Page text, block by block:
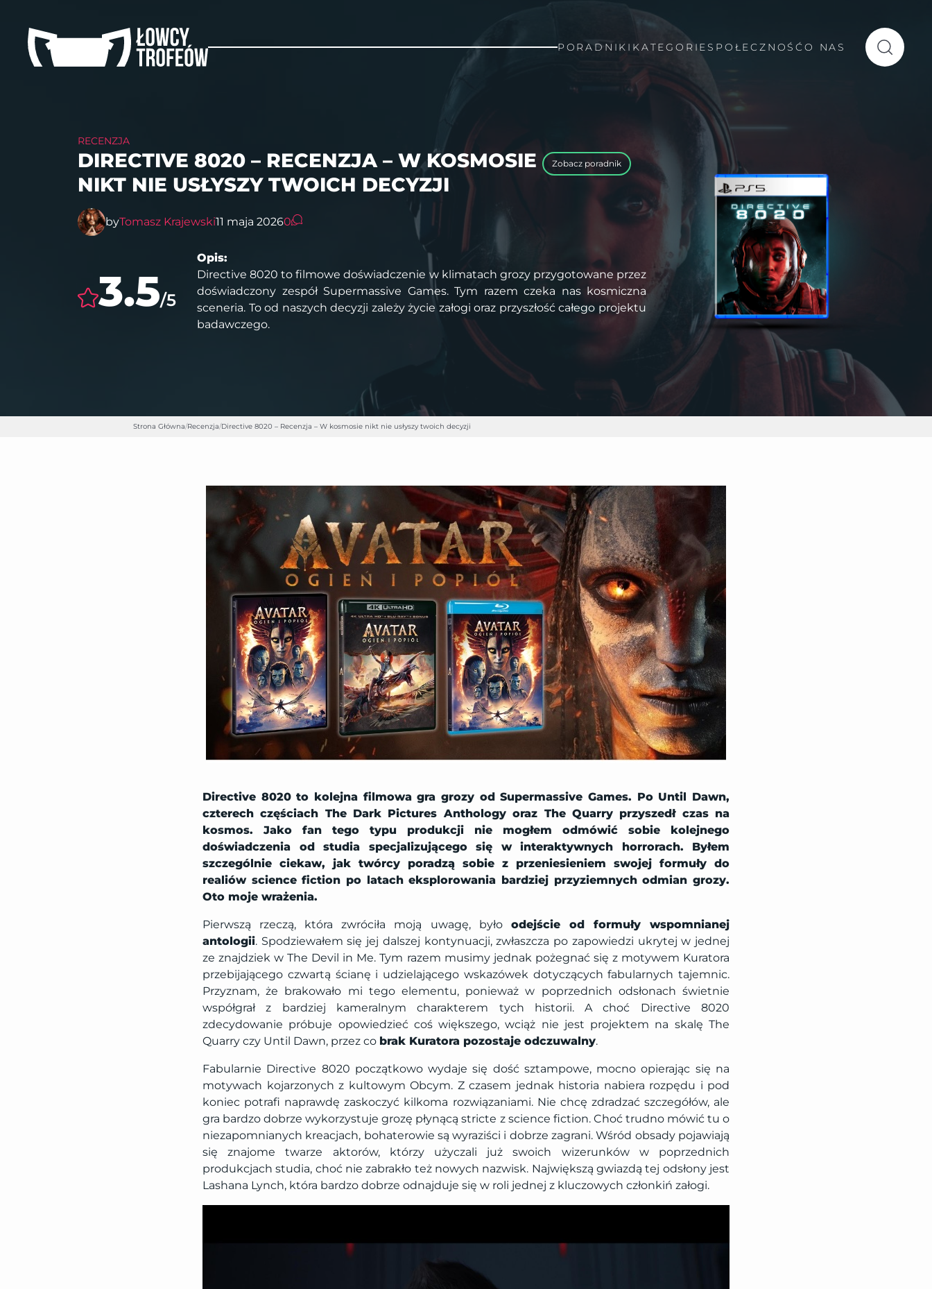
PORADNIKI KATEGORIE SPOŁECZNOŚĆO NAS
RECENZJA
DIRECTIVE 8020 – RECENZJA – W KOSMOSIE
NIKT NIE USŁYSZY TWOICH DECYZJI
Zobacz poradnik
byTomasz Krajewski11 maja 20260
3.5/5
Opis:
Directive 8020 to filmowe doświadczenie w klimatach grozy przygotowane przez
doświadczony zespół Supermassive Games. Tym razem czeka nas kosmiczna
sceneria. To od naszych decyzji zależy życie załogi oraz przyszłość całego projektu
badawczego.
Strona Główna/Recenzja/Directive 8020 – Recenzja – W kosmosie nikt nie usłyszy twoich decyzji
Directive 8020 to kolejna filmowa gra grozy od Supermassive Games. Po Until Dawn,
czterech częściach The Dark Pictures Anthology oraz The Quarry przyszedł czas na
kosmos. Jako fan tego typu produkcji nie mogłem odmówić sobie kolejnego
doświadczenia od studia specjalizującego się w interaktywnych horrorach. Byłem
szczególnie ciekaw, jak twórcy poradzą sobie z przeniesieniem swojej formuły do
realiów science fiction po latach eksplorowania bardziej przyziemnych odmian grozy.
Oto moje wrażenia.
Pierwszą rzeczą, która zwróciła moją uwagę, było odejście od formuły wspomnianej
antologii. Spodziewałem się jej dalszej kontynuacji, zwłaszcza po zapowiedzi ukrytej w jednej
ze znajdziek w The Devil in Me. Tym razem musimy jednak pożegnać się z motywem Kuratora
przebijającego czwartą ścianę i udzielającego wskazówek dotyczących fabularnych tajemnic.
Przyznam, że brakowało mi tego elementu, ponieważ w poprzednich odsłonach świetnie
współgrał z bardziej kameralnym charakterem tych historii. A choć Directive 8020
zdecydowanie próbuje opowiedzieć coś większego, wciąż nie jest projektem na skalę The
Quarry czy Until Dawn, przez co brak Kuratora pozostaje odczuwalny.
Fabularnie Directive 8020 początkowo wydaje się dość sztampowe, mocno opierając się na
motywach kojarzonych z kultowym Obcym. Z czasem jednak historia nabiera rozpędu i pod
koniec potrafi naprawdę zaskoczyć kilkoma rozwiązaniami. Nie chcę zdradzać szczegółów, ale
gra bardzo dobrze wykorzystuje grozę płynącą stricte z science fiction. Choć trudno mówić tu o
niezapomnianych kreacjach, bohaterowie są wyraziści i dobrze zagrani. Wśród obsady pojawiają
się znajome twarze aktorów, którzy użyczali już swoich wizerunków w poprzednich
produkcjach studia, choć nie zabrakło też nowych nazwisk. Największą gwiazdą tej odsłony jest
Lashana Lynch, która bardzo dobrze odnajduje się w roli jednej z kluczowych członkiń załogi.